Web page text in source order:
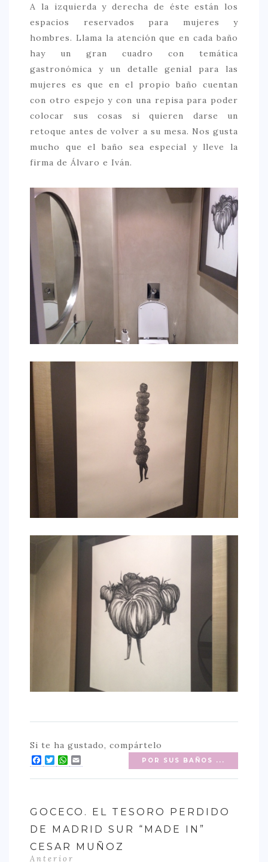
PRECIO
25 – 50 €
> 50 €
LIFESTYLE
BEAUTY
CONOCIENDO A …
ESCAPADAS
EVENTOS POP UP
SELECCIONES MESADE2
MAPA
POR SUS BAÑOS…
CONTACTO
A la izquierda y derecha de éste están los
espacios reservados para mujeres y
hombres. Llama la atención que en cada baño
hay un gran cuadro con temática
gastronómica y un detalle genial para las
mujeres es que en el propio baño cuentan
con otro espejo y con una repisa para poder
colocar sus cosas si quieren darse un
retoque antes de volver a su mesa. Nos gusta
mucho que el baño sea especial y lleve la
firma de Álvaro e Iván.
Si te ha gustado, compártelo
Facebook
Twitter
WhatsApp POR SUS BAÑOS ...
GOCECO. EL TESORO PERDIDO
DE MADRID SUR “MADE IN”
CESAR MUÑOZ
Anterior